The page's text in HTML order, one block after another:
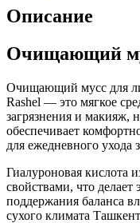
Описание
Очищающий
Очищающий мусс для
Rashel — это мягкое
загрязнения и макияж,
обеспечивает
для ежедневного ухода
Гиалуроновая кислота
свойствами, что
поддержания баланса
сухого климата